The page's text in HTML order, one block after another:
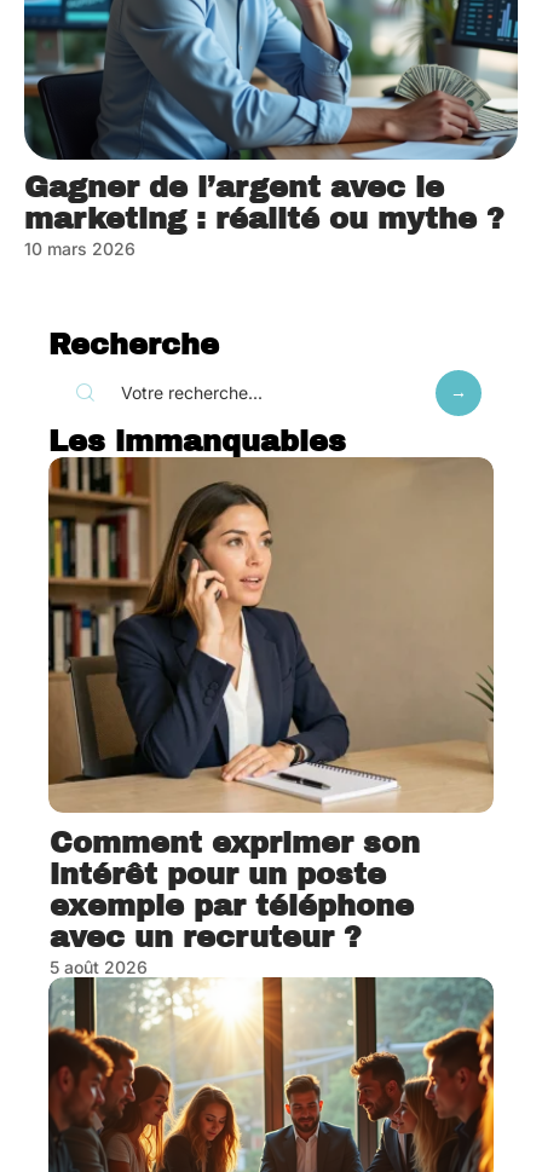
Gagner de l’argent avec le
marketing : réalité ou mythe ?
10 mars 2026
Recherche
Les immanquables
Comment exprimer son
intérêt pour un poste
exemple par téléphone
avec un recruteur ?
5 août 2026